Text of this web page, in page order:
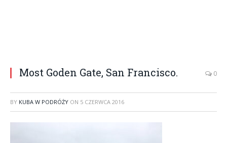
Most Goden Gate, San Francisco. 0
BY KUBA W PODRÓŻY ON 5 CZERWCA 2016